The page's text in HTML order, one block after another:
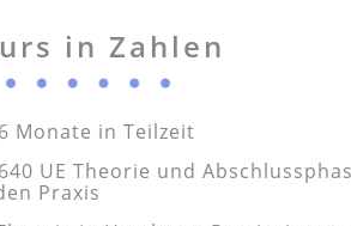
in Zahlen
Monate in Teilzeit
640 UE Theorie und
Praxis